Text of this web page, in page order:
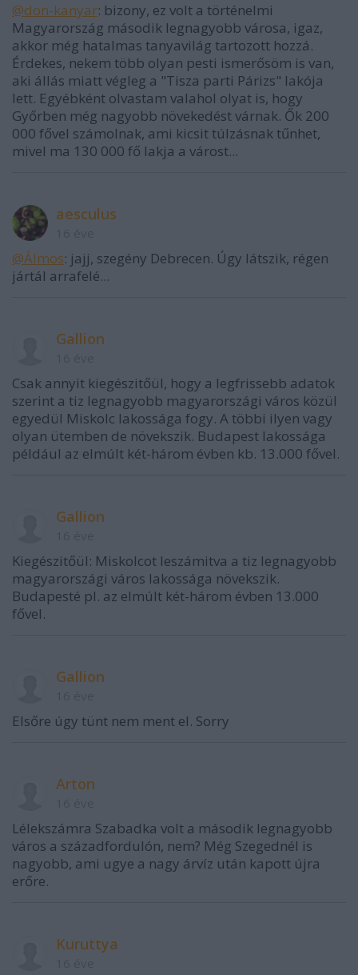
@don-kanyar: bizony, ez volt a történelmi
Magyarország második legnagyobb városa, igaz,
akkor még hatalmas tanyavilág tartozott hozzá.
Érdekes, nekem több olyan pesti ismerősöm is van,
aki állás miatt végleg a "Tisza parti Párizs" lakója
lett. Egyébként olvastam valahol olyat is, hogy
Győrben még nagyobb növekedést várnak. Ők 200
000 fővel számolnak, ami kicsit túlzásnak tűnhet,
mivel ma 130 000 fő lakja a várost...
aesculus
@Álmos: jajj, szegény Debrecen. Úgy látszik, régen
jártál arrafelé...
Gallion
Csak annyit kiegészitőül, hogy a legfrissebb adatok
szerint a tiz legnagyobb magyarországi város közül
egyedül Miskolc lakossága fogy. A többi ilyen vagy
olyan ütemben de növekszik. Budapest lakossága
például az elmúlt két-három évben kb. 13.000 fővel.
Gallion
Kiegészitőül: Miskolcot leszámitva a tiz legnagyobb
magyarországi város lakossága növekszik.
Budapesté pl. az elmúlt két-három évben 13.000
fővel.
Gallion
Elsőre úgy tünt nem ment el. Sorry
Arton
Lélekszámra Szabadka volt a második legnagyobb
város a századfordulón, nem? Még Szegednél is
nagyobb, ami ugye a nagy árvíz után kapott újra
erőre.
Kuruttya